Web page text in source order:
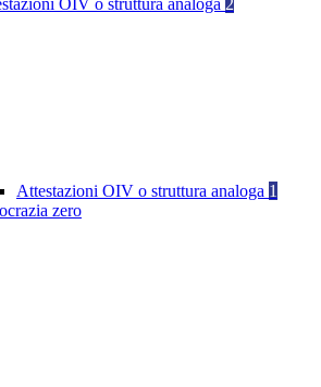
OIV o struttura analoga 2
Attestazioni OIV o struttura analoga 1
zero